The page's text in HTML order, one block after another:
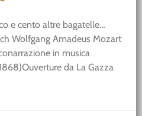
e cento altre bagatelle…
Wolfgang Amadeus Mozart
in musica
da La Gazza